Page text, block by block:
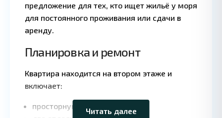
предложение для тех, кто ищет жильё у моря
для постоянного проживания или сдачи в
аренду.
Планировка и ремонт
Квартира находится на втором этаже и
включает:
просторную гостиную;
Читать далее